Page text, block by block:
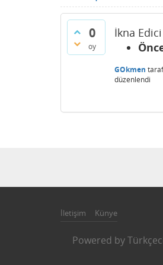
0
oy
İkna
GOkmen
düzenlendi
İletişim Künye
Powered by